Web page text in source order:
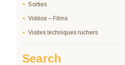
Sorties
Vidéos – Films
Visites techniques ruchers
Search